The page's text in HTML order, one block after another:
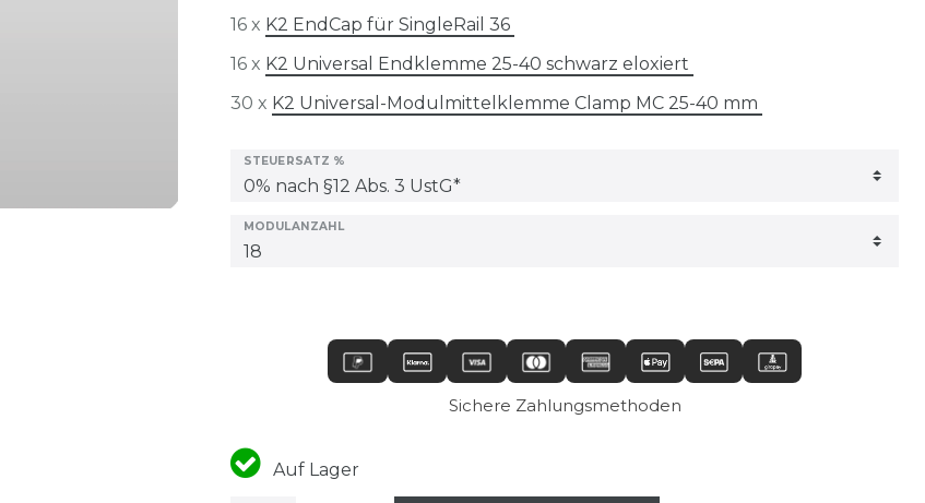
16 x K2 EndCap für SingleRail 36
16 x K2 Universal Endklemme 25-40 schwarz eloxiert
30 x K2 Universal-Modulmittelklemme Clamp MC 25-40 mm
STEUERSATZ %
MODULANZAHL
Sichere Zahlungsmethoden
Auf Lager